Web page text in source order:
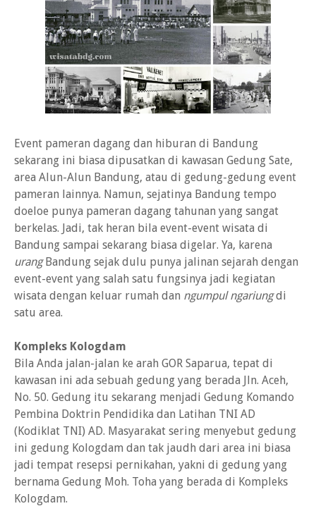
Event pameran dagang dan hiburan di Bandung
sekarang ini biasa dipusatkan di kawasan Gedung Sate,
area Alun-Alun Bandung, atau di gedung-gedung event
pameran lainnya. Namun, sejatinya Bandung tempo
doeloe punya pameran dagang tahunan yang sangat
berkelas. Jadi, tak heran bila event-event wisata di
Bandung sampai sekarang biasa digelar. Ya, karena
urangBandung sejak dulu punya jalinan sejarah dengan
event-event yang salah satu fungsinya jadi kegiatan
wisata dengan keluar rumah dan ngumpul ngariungdi
satu area.
Kompleks Kologdam
Bila Anda jalan-jalan ke arah GOR Saparua, tepat di
kawasan ini ada sebuah gedung yang berada Jln. Aceh,
No. 50. Gedung itu sekarang menjadi Gedung Komando
Pembina Doktrin Pendidika dan Latihan TNI AD
(Kodiklat TNI) AD. Masyarakat sering menyebut gedung
ini gedung Kologdam dan tak jaudh dari area ini biasa
jadi tempat resepsi pernikahan, yakni di gedung yang
bernama Gedung Moh. Toha yang berada di Kompleks
Kologdam.